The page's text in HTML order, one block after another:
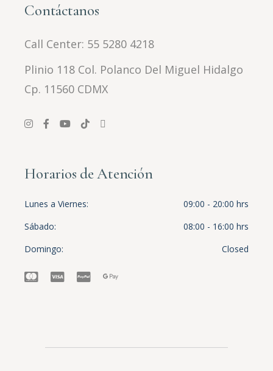
Contáctanos
Call Center: 55 5280 4218
Plinio 118 Col. Polanco Del Miguel Hidalgo
Cp. 11560 CDMX
Horarios de Atención
Lunes a Viernes
09:00 - 20:00 hrs
Sábado
08:00 - 16:00 hrs
Domingo
Closed